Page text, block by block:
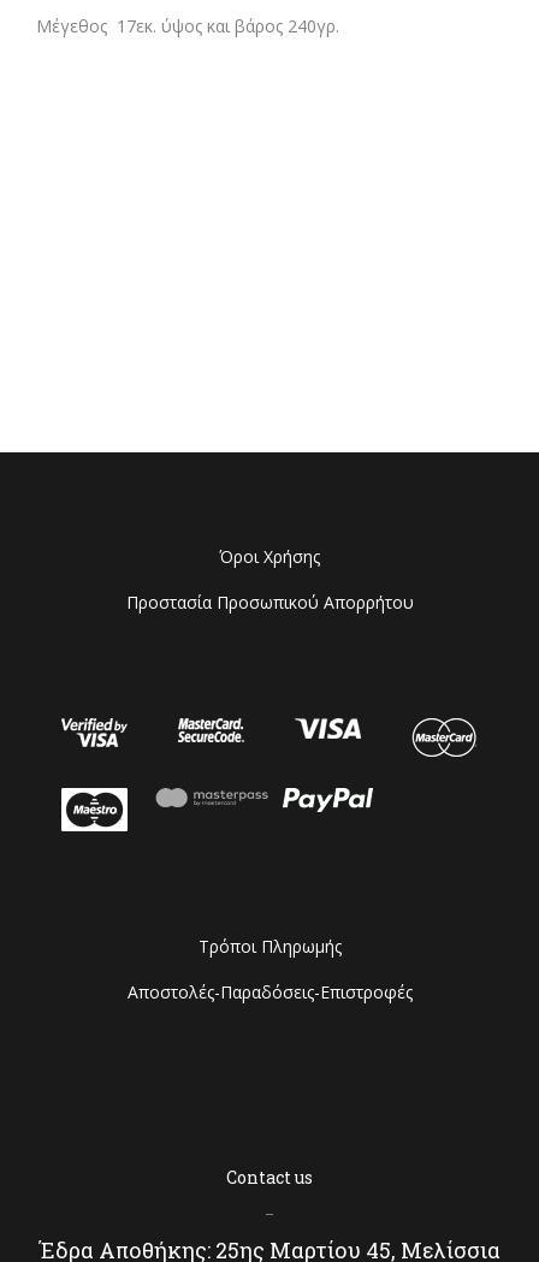
Μέγεθος 17εκ. ύψος και βάρος 240γρ.
Όροι Χρήσης
Προστασία Προσωπικού Απορρήτου
Τρόποι Πληρωμής
Αποστολές-Παραδόσεις-Επιστροφές
Contact us
–
Έδρα Αποθήκης: 25ης Μαρτίου 45, Μελίσσια